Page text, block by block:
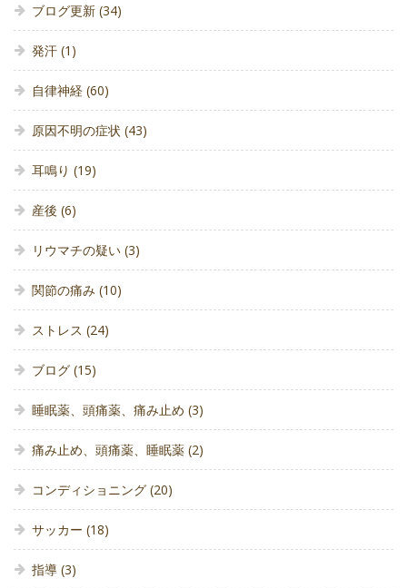
ブログ更新 (34)
発汗 (1)
自律神経 (60)
原因不明の症状 (43)
耳鳴り (19)
産後 (6)
リウマチの疑い (3)
関節の痛み (10)
ストレス (24)
ブログ (15)
睡眠薬、頭痛薬、痛み止め (3)
痛み止め、頭痛薬、睡眠薬 (2)
コンディショニング (20)
サッカー (18)
指導 (3)